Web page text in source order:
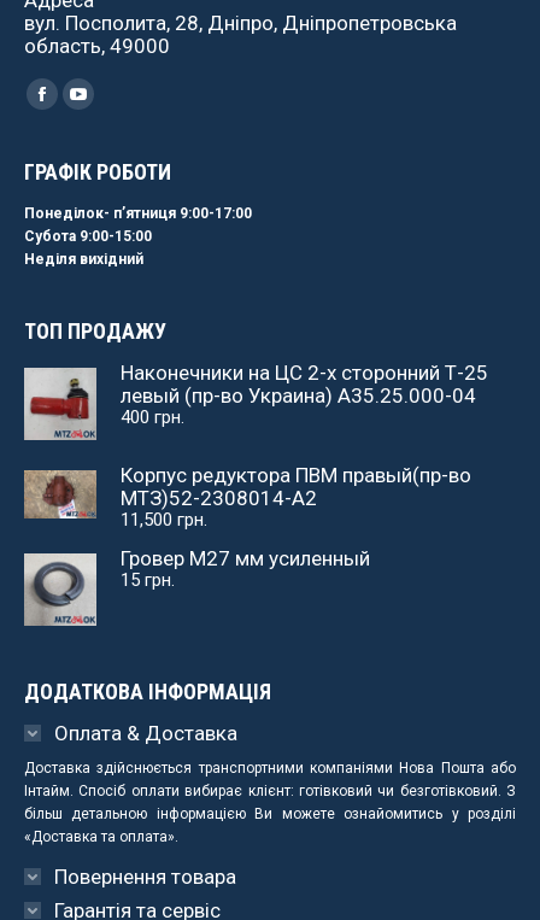
вул. Посполита, 28, Дніпро, Дніпропетровська
область, 49000
Найдите нас:
Facebook
YouTube
ГРАФІК РОБОТИ
Понеділок- пʼятниця 9:00-17:00
Субота 9:00-15:00
Неділя вихідний
ТОП ПРОДАЖУ
Наконечники на ЦС 2-х сторонний Т-25
левый (пр-во Украина) А35.25.000-04
400 грн.
Корпус редуктора ПВМ правый(пр-во
МТЗ)52-2308014-А2
11,500 грн.
Гровер М27 мм усиленный
15 грн.
ДОДАТКОВА ІНФОРМАЦІЯ
Оплата & Доставка
Доставка здійснюється транспортними компаніями Нова Пошта або
Інтайм. Спосіб оплати вибирає клієнт: готівковий чи безготівковий. З
більш детальною інформацією Ви можете ознайомитись у розділі
«Доставка та оплата».
Повернення товара
Гарантія та сервіс